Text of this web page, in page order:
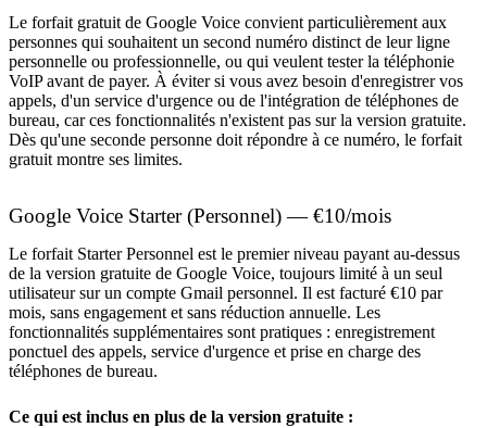
Le forfait gratuit de Google Voice convient particulièrement aux
personnes qui souhaitent un second numéro distinct de leur ligne
personnelle ou professionnelle, ou qui veulent tester la téléphonie
VoIP avant de payer. À éviter si vous avez besoin d'enregistrer vos
appels, d'un service d'urgence ou de l'intégration de téléphones de
bureau, car ces fonctionnalités n'existent pas sur la version gratuite.
Dès qu'une seconde personne doit répondre à ce numéro, le forfait
gratuit montre ses limites.
Google Voice Starter (Personnel) — €10/mois
Le forfait Starter Personnel est le premier niveau payant au-dessus
de la version gratuite de Google Voice, toujours limité à un seul
utilisateur sur un compte Gmail personnel. Il est facturé €10 par
mois, sans engagement et sans réduction annuelle. Les
fonctionnalités supplémentaires sont pratiques : enregistrement
ponctuel des appels, service d'urgence et prise en charge des
téléphones de bureau.
Ce qui est inclus en plus de la version gratuite :